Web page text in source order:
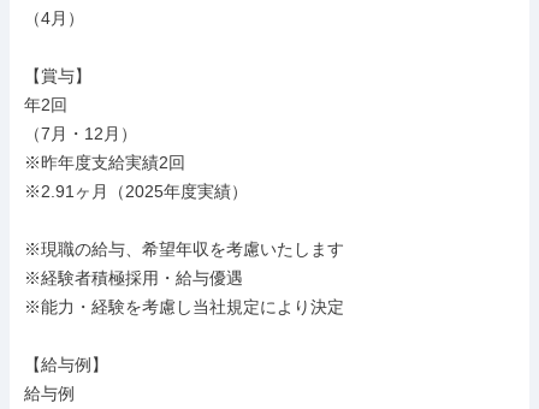
（4月）
【賞与】
年2回
（7月・12月）
※昨年度支給実績2回
※2.91ヶ月（2025年度実績）
※現職の給与、希望年収を考慮いたします
※経験者積極採用・給与優遇
※能力・経験を考慮し当社規定により決定
【給与例】
給与例